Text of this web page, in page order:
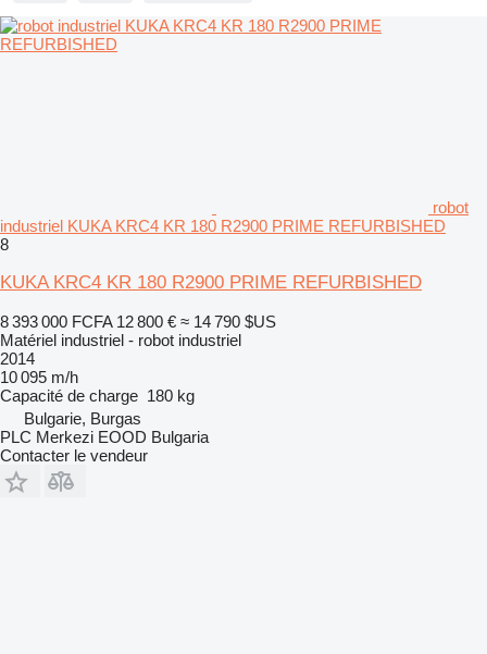
robot
industriel KUKA KRC4 KR 180 R2900 PRIME REFURBISHED
8
KUKA KRC4 KR 180 R2900 PRIME REFURBISHED
8 393 000 FCFA 12 800 € ≈ 14 790 $US
Matériel industriel - robot industriel
2014
10 095 m/h
Capacité de charge 180 kg
Bulgarie, Burgas
PLC Merkezi EOOD Bulgaria
Contacter le vendeur